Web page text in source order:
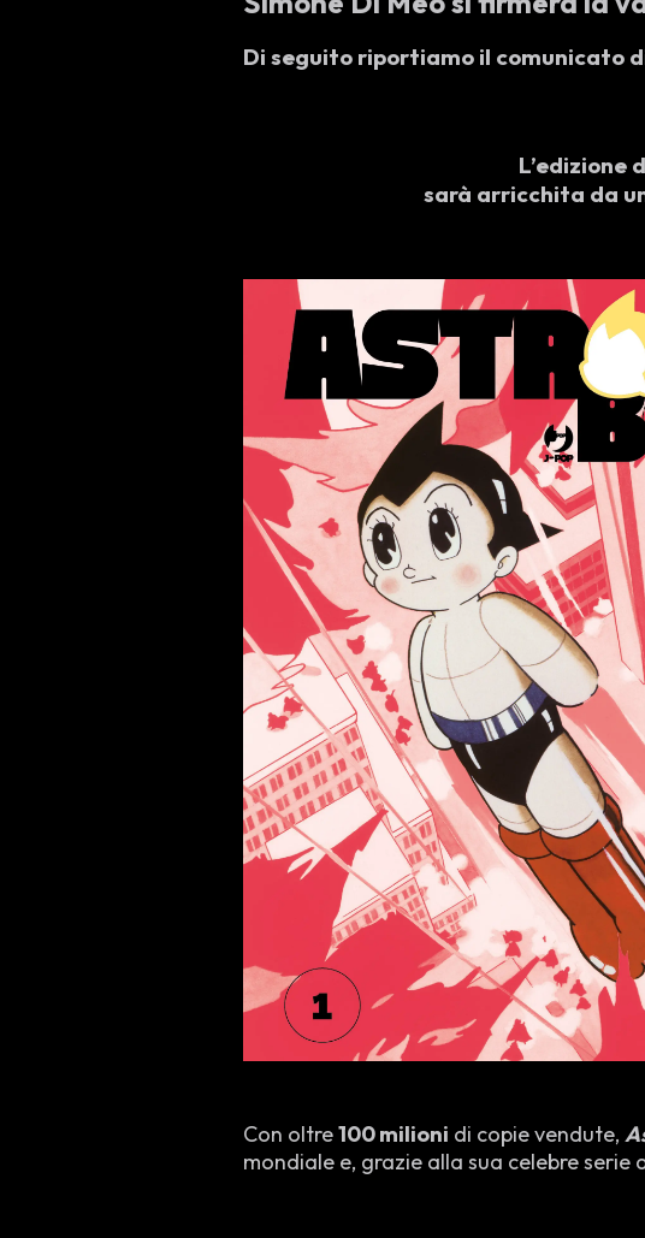
Di seguito riportiamo il comunicato
L’edizione
sarà arricchita da
Con oltre100 milioni di copie vendute,
mondiale e, grazie alla sua celebre